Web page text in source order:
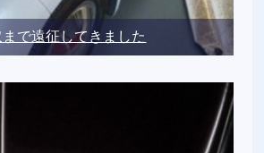
で遠征してきました